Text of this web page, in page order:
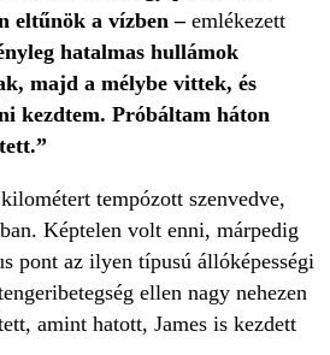
eltűnök a vízben – emlékezett
hatalmas hullámok
majd a mélybe vittek, és
kezdtem. Próbáltam háton
tempózott szenvedve,
Képtelen volt enni, márpedig
pont az ilyen típusú állóképességi
ellen nagy nehezen
amint hatott, James is kezdett